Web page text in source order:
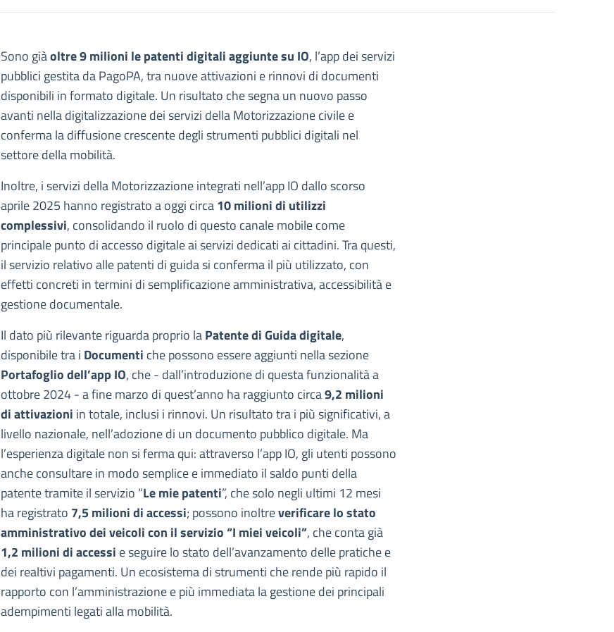
Sono giàoltre 9 milioni le patenti digitali aggiunte su IO, l’app dei servizi
pubblici gestita da PagoPA, tra nuove attivazioni e rinnovi di documenti
disponibili in formato digitale. Un risultato che segna un nuovo passo
avanti nella digitalizzazione dei servizi della Motorizzazione civile e
conferma la diffusione crescente degli strumenti pubblici digitali nel
settore della mobilità.
Inoltre, i servizi della Motorizzazione integrati nell’app IO dallo scorso
aprile 2025 hanno registrato a oggi circa10 milioni di utilizzi
complessivi, consolidando il ruolo di questo canale mobile come
principale punto di accesso digitale ai servizi dedicati ai cittadini. Tra questi,
il servizio relativo alle patenti di guida si conferma il più utilizzato, con
effetti concreti in termini di semplificazione amministrativa, accessibilità e
gestione documentale.
Il dato più rilevante riguarda proprio laPatente di Guida digitale,
disponibile tra i Documenti che possono essere aggiunti nella sezione
Portafoglio dell’app IO, che - dall’introduzione di questa funzionalità a
ottobre 2024 - a fine marzo di quest’anno ha raggiunto circa9,2 milioni
di attivazioni in totale, inclusi i rinnovi. Un risultato tra i più significativi, a
livello nazionale, nell’adozione di un documento pubblico digitale. Ma
l’esperienza digitale non si ferma qui: attraverso l’app IO, gli utenti possono
anche consultare in modo semplice e immediato il saldo punti della
patente tramite il servizio “Le mie patenti”, che solo negli ultimi 12 mesi
ha registrato 7,5 milioni di accessi; possono inoltreverificare lo stato
amministrativo dei veicoli con il servizio “I miei veicoli”, che conta già
1,2 milioni di accessi e seguire lo stato dell’avanzamento delle pratiche e
dei realtivi pagamenti. Un ecosistema di strumenti che rende più rapido il
rapporto con l’amministrazione e più immediata la gestione dei principali
adempimenti legati alla mobilità.